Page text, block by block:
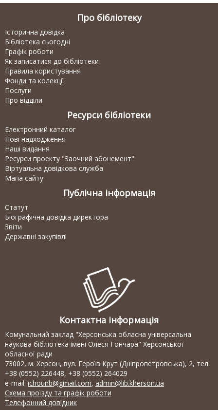
Про бібліотеку
Історична довідка
Бібліотека сьогодні
Графік роботи
Як записатися до бібліотеки
Правила користування
Фонди та колекції
Послуги
Про відділи
Ресурси бібліотеки
Електронний каталог
Нові надходження
Наші видання
Ресурси проекту "Заочний абонемент"
Віртуальна довідкова служба
Мапа сайту
Публічна інформація
Статут
Біографічна довідка директора
Звіти
Державні закупівлі
Контактна інформація
Комунальний заклад "Херсонська обласна універсальна
наукова бібліотека імені Олеся Гончара" Херсонської
обласної ради
73002, м. Херсон, вул. Героїв Крут (Дніпропетровська), 2, тел.
+38 (0552) 226448, +38 (0552) 264029
e-mail: ichounb@gmail.com, admin@lib.kherson.ua
Схема проїзду та графік роботи
Телефонний довідник